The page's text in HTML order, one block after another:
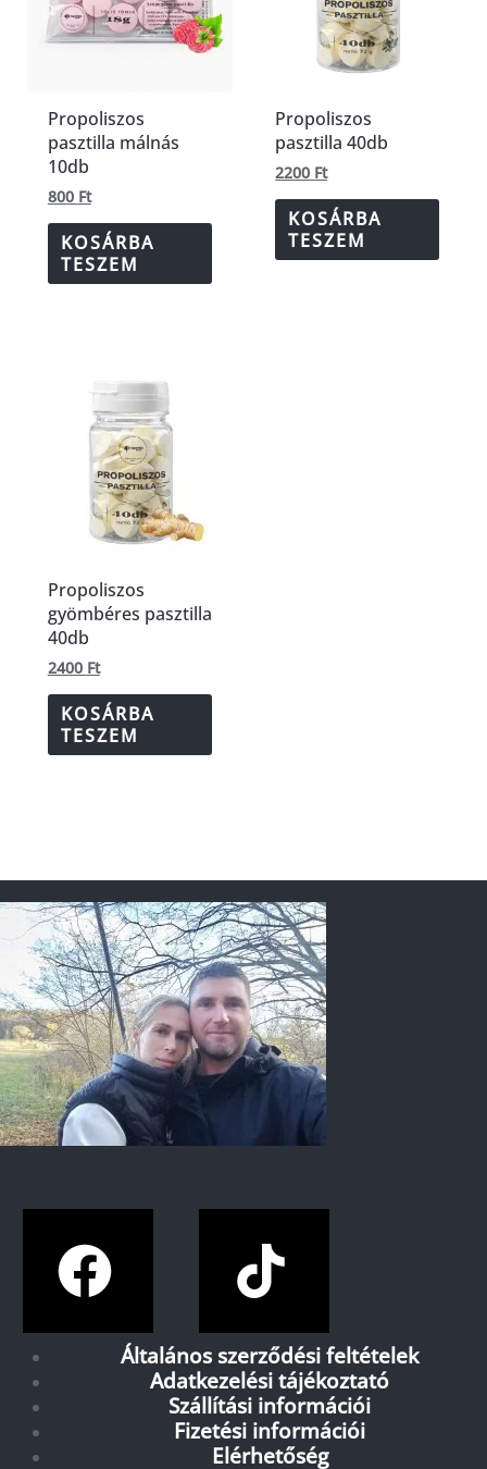
Propoliszos
pasztilla málnás
10db
800 Ft
KOSÁRBA
TESZEM
Propoliszos
pasztilla 40db
2200 Ft
KOSÁRBA
TESZEM
Propoliszos
gyömbéres pasztilla
40db
2400 Ft
KOSÁRBA
TESZEM
Általános szerződési feltételek
Adatkezelési tájékoztató
Szállítási információi
Fizetési információi
Elérhetőség